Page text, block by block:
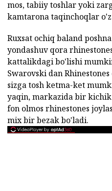
mos, tabiiy toshlar yoki
kamtarona taqinchoqlar
Ruxsat ochiq baland
yondashuv qora
kattalikdagi bo'lishi
Swarovski dan
sizga tosh ketma-ket
yaqin, markazida bir kichik
fon olmos rhinestones
mix bir bezak bo'ladi.